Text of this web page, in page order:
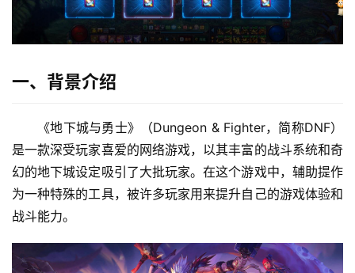
一、背景介绍
《地下城与勇士》（Dungeon & Fighter，简称DNF）
是一款深受玩家喜爱的网络游戏，以其丰富的战斗系统和奇
幻的地下城设定吸引了大批玩家。在这个游戏中，辅助提作
为一种特殊的工具，被许多玩家用来提升自己的游戏体验和
战斗能力。